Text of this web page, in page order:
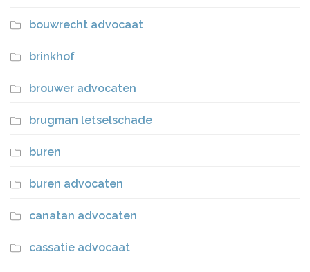
bouwrecht advocaat
brinkhof
brouwer advocaten
brugman letselschade
buren
buren advocaten
canatan advocaten
cassatie advocaat